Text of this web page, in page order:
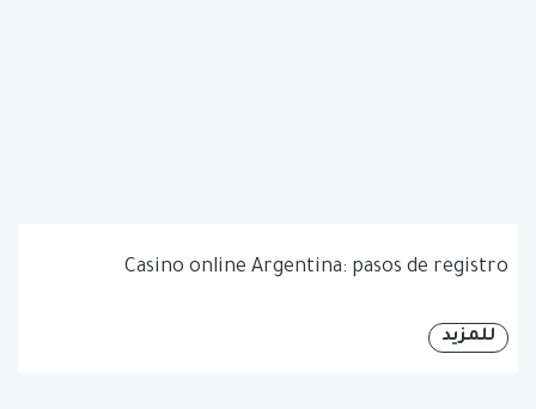
Casino online Argentina: pasos de registro
للمزيد